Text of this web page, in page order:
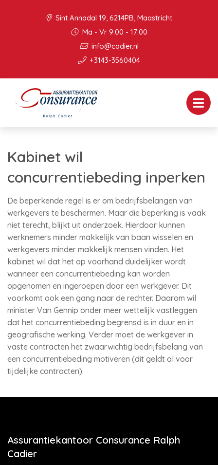
Sint Annadal 19, 6214PB, Maastricht
Ma - Vr 9:00 - 17:00
info@cadier.nl
+3143-3560404
Kabinet wil
concurrentiebeding inperken
De beperkende regel is er om bedrijfsbelangen van
werkgevers te beschermen. Maar die beperking is vaak
niet terecht, blijkt uit onderzoek. Hierdoor kunnen
werknemers minder makkelijk van baan wisselen en
werkgevers minder makkelijk mensen vinden. Het
kabinet wil dat het op voorhand duidelijker wordt
wanneer een concurrentiebeding kan worden
opgenomen en ingeroepen door een werkgever. Dit
voorkomt ook een gang naar de rechter. Daarom wil
minister Van Gennip onder meer wettelijk vastleggen
dat het concurrentiebeding begrensd is in duur en in
geografische werking. Verder moet de werkgever in
vaste contracten het zwaarwichtig bedrijfsbelang van
een concurrentiebeding motiveren (dit geldt al voor
tijdelijke contracten).
Assurantiekantoor Consurance Ralph
Cadier